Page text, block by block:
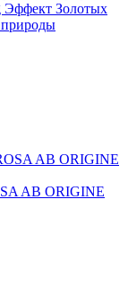
Эффект Золотых
AB ORIGINE